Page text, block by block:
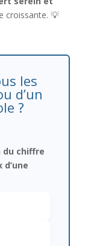
croissante. 💡
les
d’un
?
du chiffre